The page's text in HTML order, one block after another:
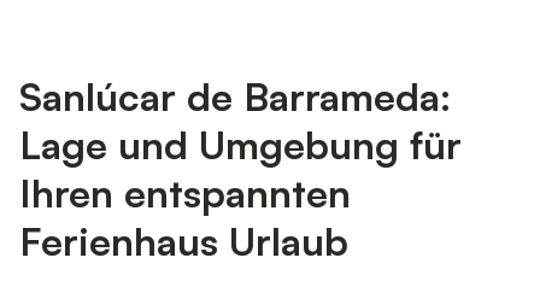
Sanlúcar de Barrameda:
Lage und Umgebung für
Ihren entspannten
Ferienhaus Urlaub